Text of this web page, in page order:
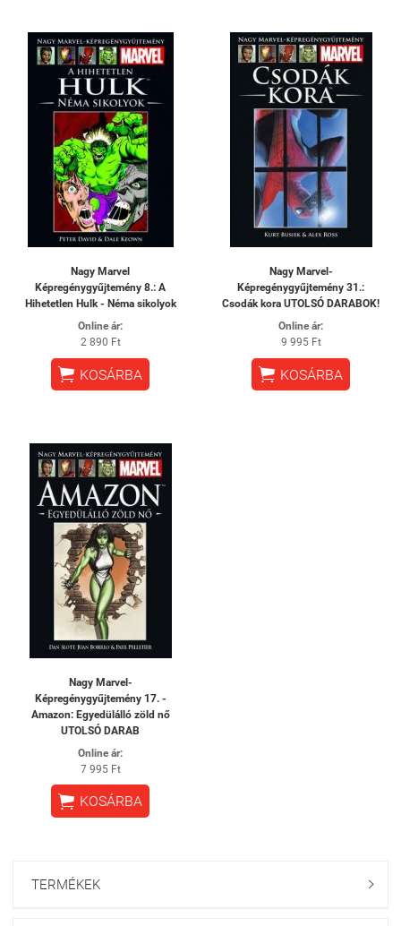
Nagy Marvel
Képregénygyűjtemény 8.: A
Hihetetlen Hulk - Néma sikolyok
Online ár:
2 890 Ft
 KOSÁRBA
Nagy Marvel-
Képregénygyűjtemény 31.:
Csodák kora UTOLSÓ DARABOK!
Online ár:
9 995 Ft
 KOSÁRBA
Nagy Marvel-
Képregénygyűjtemény 17. -
Amazon: ​Egyedülálló zöld nő
UTOLSÓ DARAB
Online ár:
7 995 Ft
 KOSÁRBA
TERMÉKEK 